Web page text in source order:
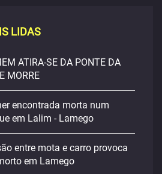
LIDAS
ATIRA-SE DA PONTE DA
MORRE
encontrada morta num
em Lalim - Lamego
entre mota e carro provoca
em Lamego